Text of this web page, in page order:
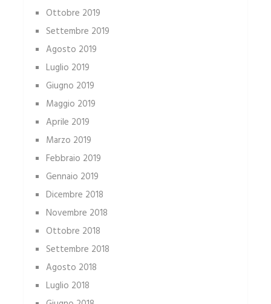
Ottobre 2019
Settembre 2019
Agosto 2019
Luglio 2019
Giugno 2019
Maggio 2019
Aprile 2019
Marzo 2019
Febbraio 2019
Gennaio 2019
Dicembre 2018
Novembre 2018
Ottobre 2018
Settembre 2018
Agosto 2018
Luglio 2018